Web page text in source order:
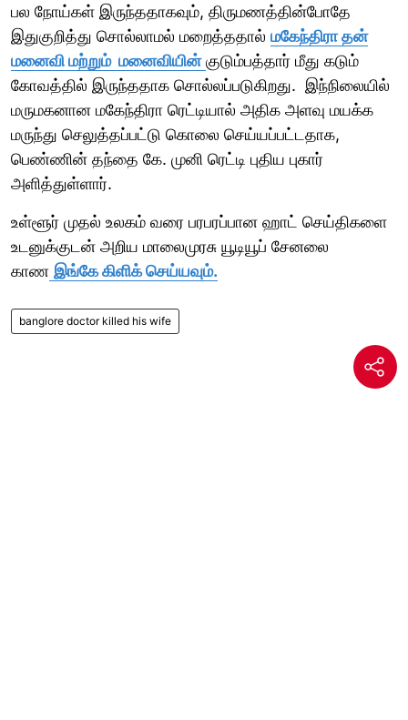
பல நோய்கள் இருந்ததாகவும், திருமணத்தின்போதே
இதுகுறித்து சொல்லாமல் மறைத்ததால் மகேந்திரா தன்
மனைவி மற்றும் மனைவியின் குடும்பத்தார் மீது கடும்
கோவத்தில் இருந்ததாக சொல்லப்படுகிறது. இந்நிலையில்
மருமகனான மகேந்திரா ரெட்டியால் அதிக அளவு மயக்க
மருந்து செலுத்தப்பட்டு கொலை செய்யப்பட்டதாக,
பெண்ணின் தந்தை கே. முனி ரெட்டி புதிய புகார்
அளித்துள்ளார்.
உள்ளூர் முதல் உலகம் வரை பரபரப்பான ஹாட் செய்திகளை
உடனுக்குடன் அறிய மாலைமுரசு யூடியூப் சேனலை
காண இங்கே கிளிக் செய்யவும்.
banglore doctor killed his wife